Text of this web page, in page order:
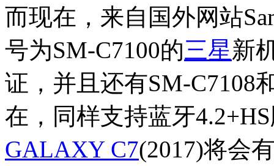
而现在，来自国外网站
号为SM-C7100的三星新
证，并且还有SM-C7108
在，同样支持蓝牙
GALAXY C7(2017)将会